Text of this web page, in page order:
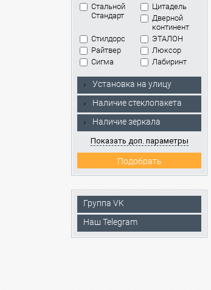
Стальной
Стандарт
Цитадель
Дверной
континент
Стилдорс
ЭТАЛОН
Райтвер
Люксор
Сигма
Лабиринт
Установка на улицу
Наличие стеклопакета
Наличие зеркала
Показать доп. параметры
Группа VK
Наш Telegram